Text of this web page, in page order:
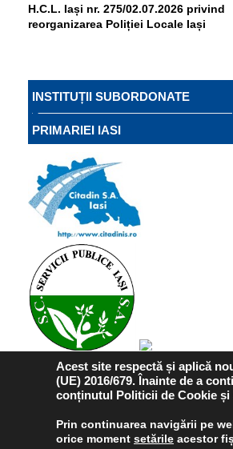
H.C.L. Iași nr. 275/02.07.2026 privind
reorganizarea Poliției Locale Iași
INSTITUȚII SUBORDONATE
PRIMARIEI IASI
Acest site respectă și aplică
(UE) 2016/679. Înainte de a
conținutul Politicii de Cookie
Prin continuarea navigării pe
orice moment setările acestor